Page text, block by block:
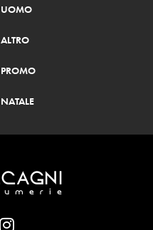
UOMO
ALTRO
PROMO
NATALE